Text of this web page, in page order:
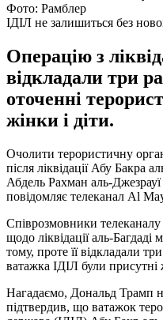
Фото: Рамблер
ІДІЛ не залишиться без
Операцію з
відкладали три
оточенні
жінки і діти.
Очолити терористичну
після ліквідації Абу Бакра
Абдель Рахман аль-
повідомляє телеканал Al
Співрозмовники
щодо ліквідації аль-
тому, проте її відкладали
ватажка ІДІЛ були присутні
Нагадаємо, Дональд Трамп
підтвердив, що ватажок